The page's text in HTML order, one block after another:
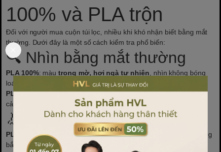
100% và PLA trộn
Đối với người mua cuộn túi lọc, nhiều khi khó nhận biết bằng mắt
thường. Dưới đây là một số cách kiểm tra phổ biến:
🔍 Nhìn bằng mắt thường
PLA 100%: màutrong mờ, hơi ngà tự nhiên , nhìn không bóng
loáng. Khi cầm lên ánh sáng sẽ thấy độ trong dịu.
PLA trộn: màutrong và bóng hơn, giống như có lớp nhựa phủ,
cảm giác “nhựa” rõ hơn.
👃 Ngửi khi hàn nhiệt
PLA 100%: khi hàn nhiệt hoặc đốt sẽ cómùi hơi chua nhẹ
(giống
bắp/mía lên men).